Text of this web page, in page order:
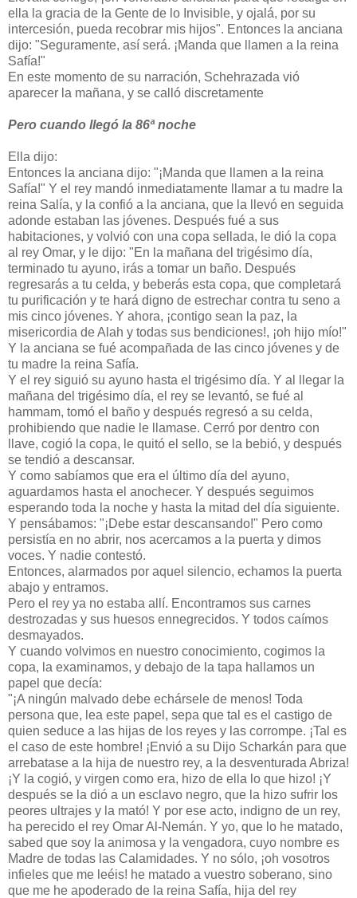
ella la gracia de la Gente de lo Invisible, y ojalá, por su
intercesión, pueda recobrar mis hijos". Entonces la anciana
dijo: "Seguramente, así será. ¡Manda que llamen a la reina
Safía!"
En este momento de su narración, Schehrazada vió
aparecer la mañana, y se calló discretamente
Pero cuando llegó la 86ª noche
Ella dijo:
Entonces la anciana dijo: "¡Manda que llamen a la reina
Safía!" Y el rey mandó inmediatamente llamar a tu madre la
reina Salía, y la confió a la anciana, que la llevó en seguida
adonde estaban las jóvenes. Después fué a sus
habitaciones, y volvió con una copa sellada, le dió la copa
al rey Omar, y le dijo: "En la mañana del trigésimo día,
terminado tu ayuno, irás a tomar un baño. Después
regresarás a tu celda, y beberás esta copa, que completará
tu purificación y te hará digno de estrechar contra tu seno a
mis cinco jóvenes. Y ahora, ¡contigo sean la paz, la
misericordia de Alah y todas sus bendiciones!, ¡oh hijo mío!"
Y la anciana se fué acompañada de las cinco jóvenes y de
tu madre la reina Safía.
Y el rey siguió su ayuno hasta el trigésimo día. Y al llegar la
mañana del trigésimo día, el rey se levantó, se fué al
hammam, tomó el baño y después regresó a su celda,
prohibiendo que nadie le llamase. Cerró por dentro con
llave, cogió la copa, le quitó el sello, se la bebió, y después
se tendió a descansar.
Y como sabíamos que era el último día del ayuno,
aguardamos hasta el anochecer. Y después seguimos
esperando toda la noche y hasta la mitad del día siguiente.
Y pensábamos: "¡Debe estar descansando!" Pero como
persistía en no abrir, nos acercamos a la puerta y dimos
voces. Y nadie contestó.
Entonces, alarmados por aquel silencio, echamos la puerta
abajo y entramos.
Pero el rey ya no estaba allí. Encontramos sus carnes
destrozadas y sus huesos ennegrecidos. Y todos caímos
desmayados.
Y cuando volvimos en nuestro conocimiento, cogimos la
copa, la examinamos, y debajo de la tapa hallamos un
papel que decía:
"¡A ningún malvado debe echársele de menos! Toda
persona que, lea este papel, sepa que tal es el castigo de
quien seduce a las hijas de los reyes y las corrompe. ¡Tal es
el caso de este hombre! ¡Envió a su Dijo Scharkán para que
arrebatase a la hija de nuestro rey, a la desventurada Abriza!
¡Y la cogió, y virgen como era, hizo de ella lo que hizo! ¡Y
después se la dió a un esclavo negro, que la hizo sufrir los
peores ultrajes y la mató! Y por ese acto, indigno de un rey,
ha perecido el rey Omar Al-Nemán. Y yo, que lo he matado,
sabed que soy la animosa y la vengadora, cuyo nombre es
Madre de todas las Calamidades. Y no sólo, ¡oh vosotros
infieles que me leéis! he matado a vuestro soberano, sino
que me he apoderado de la reina Safía, hija del rey